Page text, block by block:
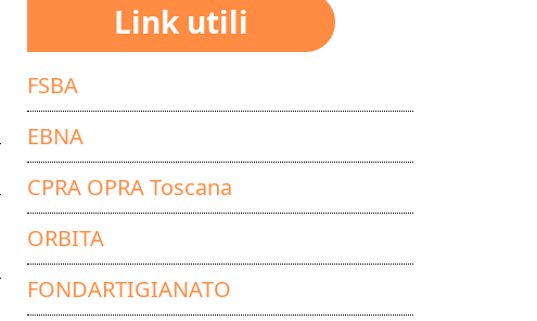
Link utili
FSBA
EBNA
CPRA OPRA Toscana
ORBITA
FONDARTIGIANATO